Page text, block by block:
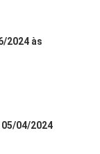
2024 às
04/2024